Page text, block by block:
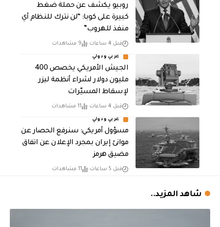
روبيو يكشف عن حملة ضغط
كبيرة على كوبا: “لن نترك للنظام أي
منفذ للهروب”
قبل 4 ساعات 9 مشاهدات
عربي ودولي
الجيش الأمريكي يخصص 400
مليون دولار لشراء أنظمة ليزر
لإسقاط المسيّرات
قبل 4 ساعات 11 مشاهدات
عربي ودولي
مسؤول أمريكي: سنرفع الحصار عن
موانئ إيران بمجرد الإعلان عن اتفاق
مضيق هرمز
قبل 5 ساعات 11 مشاهدات
شاهد المزيد..